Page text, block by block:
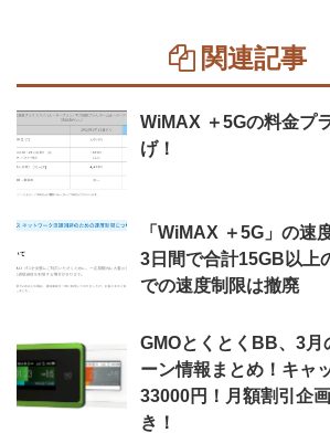
関連記事
WiMAX ＋5Gの料金プ
げ！
「WiMAX ＋5G」の速
3日間で合計15GB以上
での速度制限は撤廃
GMOとくとくBB、3
ーン情報まとめ！キャ
33000円！月額割引企
き！